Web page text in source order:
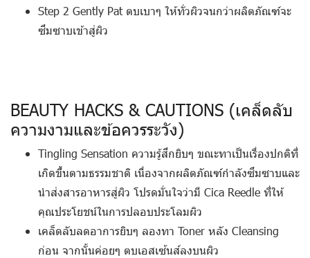
Step 2 Gently Pat ตบเบาๆ ให้ทั่วผิวจนกว่าผลิตภัณฑ์จะ
ซึมซาบเข้าสู่ผิว
BEAUTY HACKS & CAUTIONS (เคล็ดลับ
ความงามและข้อควรระวัง)
Tingling Sensation ความรู้สึกยิบๆ ขณะทาเป็นเรื่องปกติที่
เกิดขึ้นตามธรรมชาติ เนื่องจากผลิตภัณฑ์กำลังซึมซาบและ
นำส่งสารอาหารสู่ผิว โปรดมั่นใจว่ามี Cica Reedle ที่ให้
คุณประโยชน์ในการปลอบประโลมผิว
เคล็ดลับลดอาการยิบๆ ลองทา Toner หลัง Cleansing
ก่อน จากนั้นค่อยๆ ตบเอสเซ้นส์ลงบนผิว